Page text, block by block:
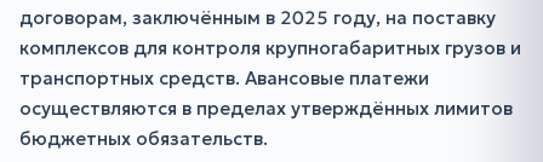
договорам, заключённым в 2025 году, на поставку
комплексов для контроля крупногабаритных грузов и
транспортных средств. Авансовые платежи
осуществляются в пределах утверждённых лимитов
бюджетных обязательств.